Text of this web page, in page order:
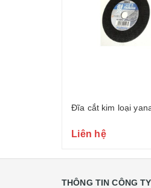
Đĩa cắt kim loại
Liên hệ
THÔNG TIN CÔNG TY